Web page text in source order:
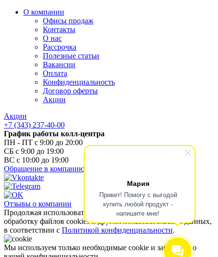
Мария
Привет! Помогу с выгодой
купить любой продукт -
напишите мне!
О компании
Офисы продаж
Контакты
О нас
Рассрочка
Полезные статьи
Вакансии
Оплата
Конфиденциальность
Договор оферты
Акции
Акции
+7 (343) 237-40-00
График работы колл-центра
ПН - ПТ с 9:00 до 20:00
СБ с 9:00 до 19:00
ВС с 10:00 до 19:00
Обращение в компанию
Отзывы о компании
Продолжая использовать наш сайт, вы даете согласие на
обработку файлов cookies и других пользовательских данных,
в соответствии с Политикой конфиденциальности.
Мы используем только необходимые cookie и заботимся о